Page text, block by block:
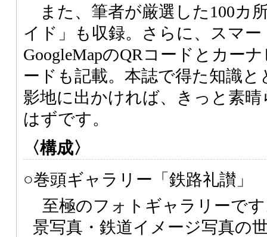
また、筆者が厳選した100カ
イド」も収録。さらに、スマ
GoogleMapのQRコードとカー
ードも記載。本誌で得た知識
影地に出かければ、きっと素
はずです。
〈構成〉
○巻頭ギャラリー「鉄路礼讃」
至極のフォトギャラリーで
景写真・鉄道イメージ写真の